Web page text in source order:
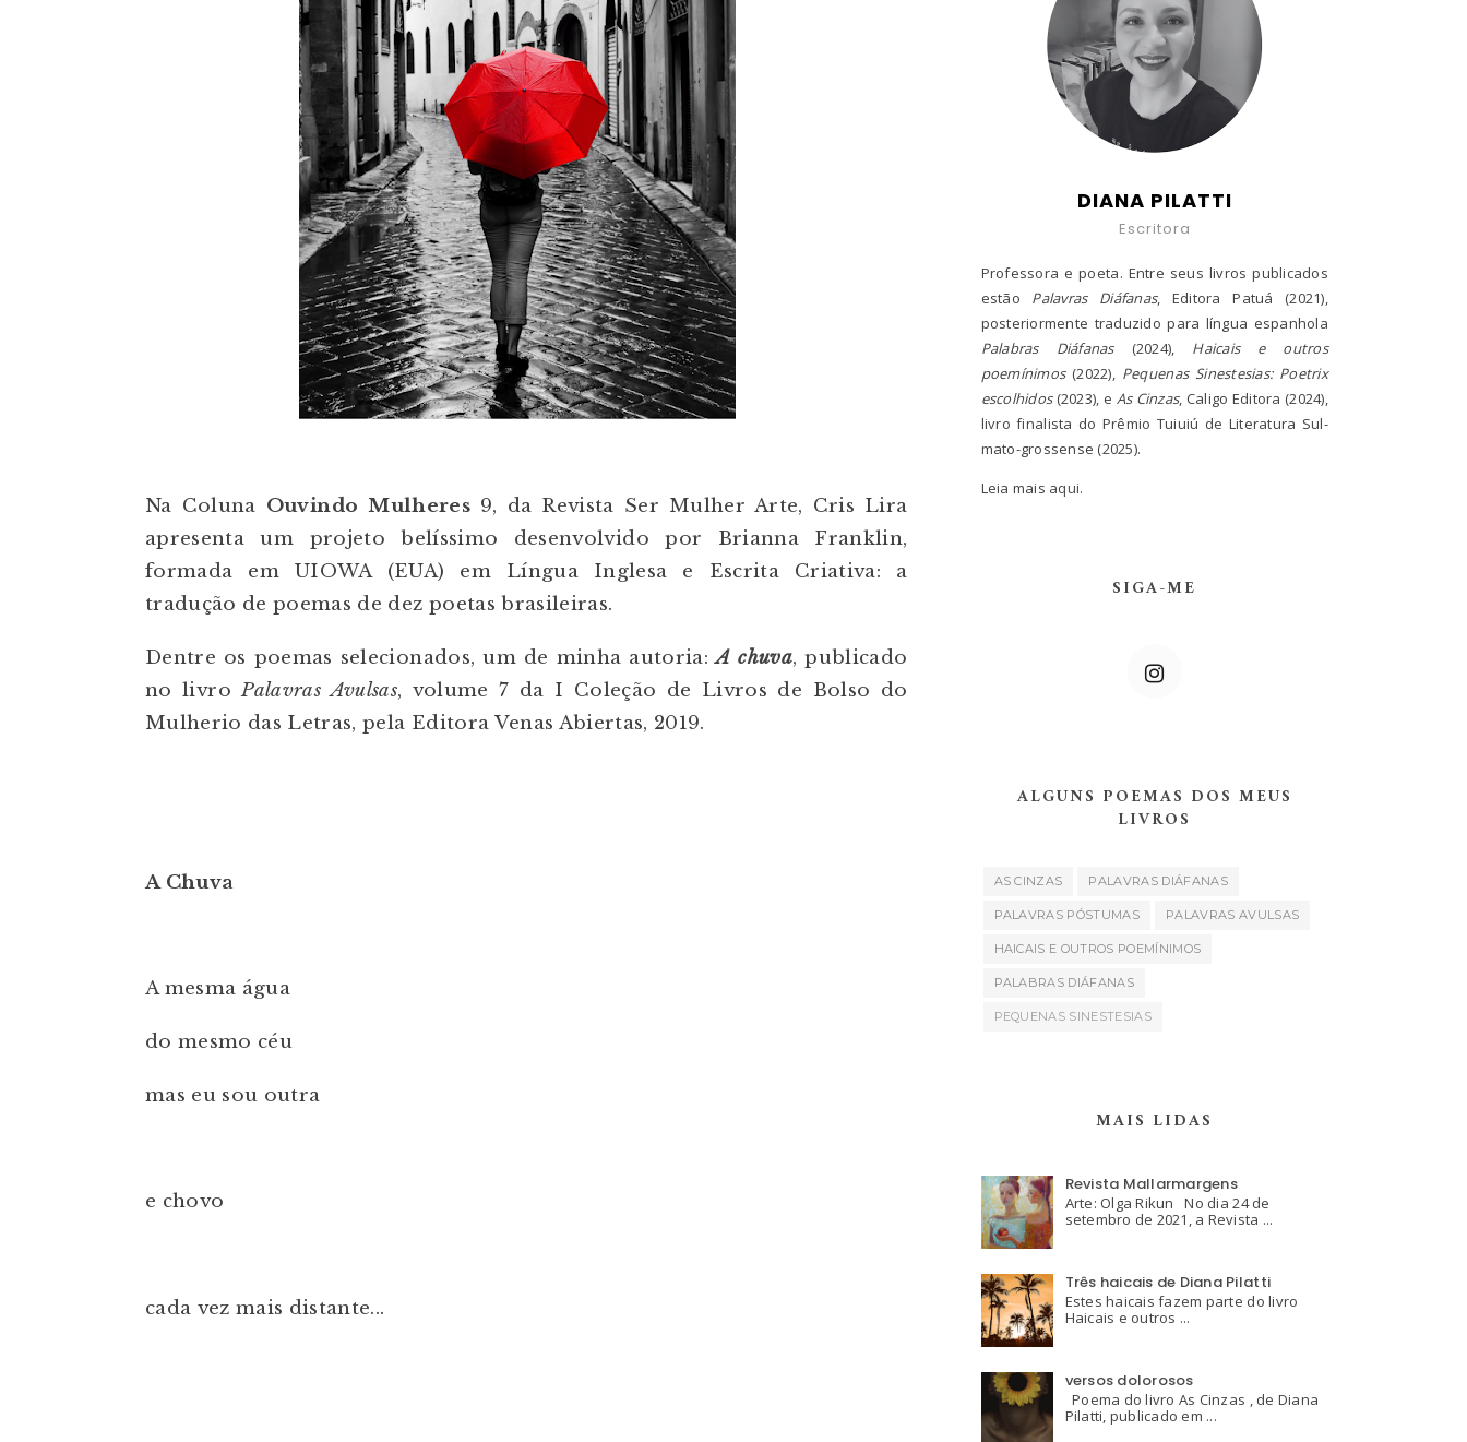
Na Coluna Ouvindo Mulheres9, da Revista Ser Mulher Arte, Cris Lira
apresenta um projeto belíssimo desenvolvido por Brianna Franklin,
formada em UIOWA (EUA) em Língua Inglesa e Escrita Criativa: a
tradução de poemas de dez poetas brasileiras.
Dentre os poemas selecionados, um de minha autoria:A chuva, publicado
no livroPalavras Avulsas, volume 7 da I Coleção de Livros de Bolso do
Mulherio das Letras, pela Editora Venas Abiertas, 2019.
A Chuva
A mesma água
do mesmo céu
mas eu sou outra
e chovo
cada vez mais distante...
DIANA PILATTI
Escritora
Professora e poeta. Entre seus livros publicados
estão Palavras Diáfanas, Editora Patuá (2021),
posteriormente traduzido para língua espanhola
Palabras Diáfanas(2024), Haicais e outros
poemínimos(2022), Pequenas Sinestesias: Poetrix
escolhidos(2023), e As Cinzas, Caligo Editora (2024),
livro finalista do Prêmio Tuiuiú de Literatura Sul-
mato-grossense (2025).
Leia mais aqui.
SIGA-ME
ALGUNS POEMAS DOS MEUS
LIVROS
AS CINZAS PALAVRAS DIÁFANAS
PALAVRAS PÓSTUMAS PALAVRAS AVULSAS
HAICAIS E OUTROS POEMÍNIMOS
PALABRAS DIÁFANAS
PEQUENAS SINESTESIAS
MAIS LIDAS
Revista Mallarmargens
Arte: Olga Rikun No dia 24 de
setembro de 2021, a Revista ...
Três haicais de Diana Pilatti
Estes haicais fazem parte do livro
Haicais e outros ...
versos dolorosos
Poema do livro As Cinzas , de Diana
Pilatti, publicado em ...